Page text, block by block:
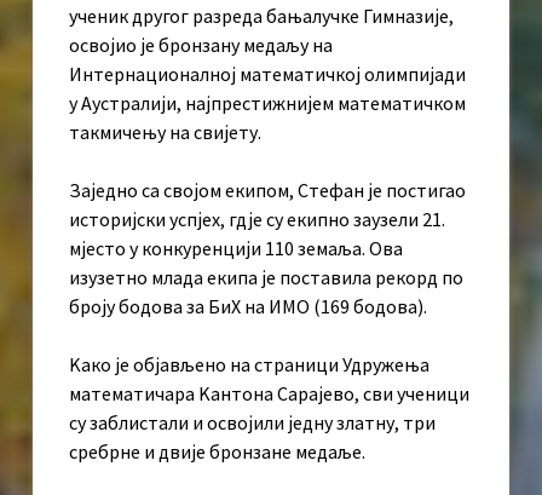
ученик другог разреда бањалучке Гимназије,
освојио је бронзану медаљу на
Интернационалној математичкој олимпијади
у Аустралији, најпрестижнијем математичком
такмичењу на свијету.
Заједно са својом екипом, Стефан је постигао
историјски успјех, гдје су екипно заузели 21.
мјесто у конкуренцији 110 земаља. Ова
изузетно млада екипа је поставила рекорд по
броју бодова за БиХ на ИМО (169 бодова).
Kако је објављено на страници Удружења
математичара Kантона Сарајево, сви ученици
су заблистали и освојили једну златну, три
сребрне и двије бронзане медаље.